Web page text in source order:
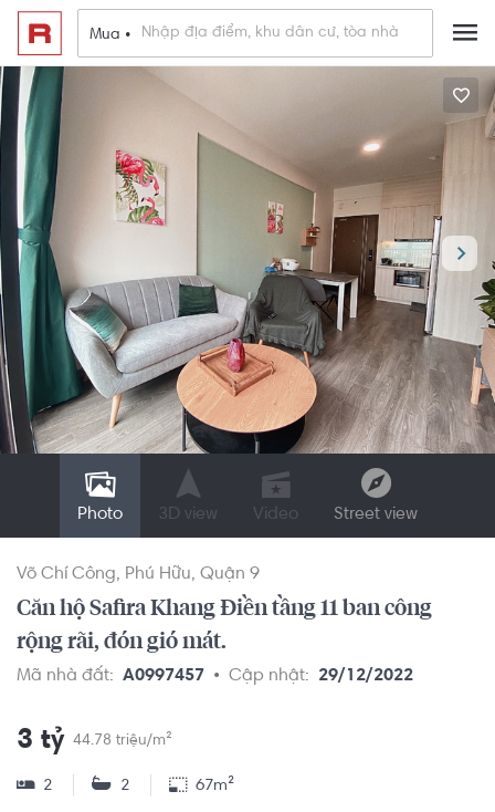
Mua •
Photo 3D view Video Street view
Võ Chí Công Phú Hữu Quận 9
Căn hộ Safira Khang Điền tầng 11 ban công
rộng rãi, đón gió mát.
Mã nhà đất: A0997457 Cập nhật: 29/12/2022
3 tỷ 44.78 triệu/m²
2 2 67m²